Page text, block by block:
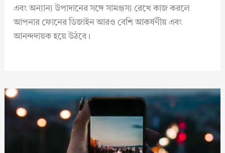
এবং অন্যান্য উপাদানের সঙ্গে সামঞ্জস্য রেখে কাজ করলে
আপনার ফোনের ডিজাইন আরও বেশি আকর্ষণীয় এবং
আনন্দদায়ক হয়ে উঠবে।